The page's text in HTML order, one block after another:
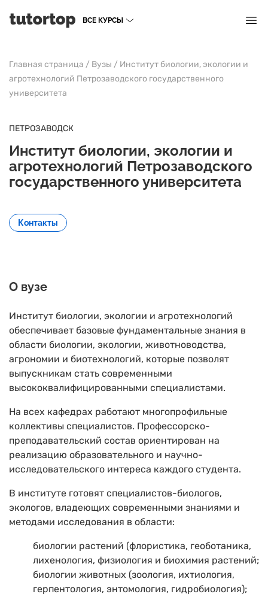
ВСЕ КУРСЫ
Главная страница / Вузы / Институт биологии, экологии и
агротехнологий Петрозаводского государственного
университета
ПЕТРОЗАВОДСК
Институт биологии, экологии и
агротехнологий Петрозаводского
государственного университета
Контакты
О вузе
Институт биологии, экологии и агротехнологий
обеспечивает базовые фундаментальные знания в
области биологии, экологии, животноводства,
агрономии и биотехнологий, которые позволят
выпускникам стать современными
высококвалифицированными специалистами.
На всех кафедрах работают многопрофильные
коллективы специалистов. Профессорско-
преподавательский состав ориентирован на
реализацию образовательного и научно-
исследовательского интереса каждого студента.
В институте готовят специалистов-биологов,
экологов, владеющих современными знаниями и
методами исследования в области:
биологии растений (флористика, геоботаника,
лихенология, физиология и биохимия растений;
биологии животных (зоология, ихтиология,
герпентология, энтомология, гидробиология);